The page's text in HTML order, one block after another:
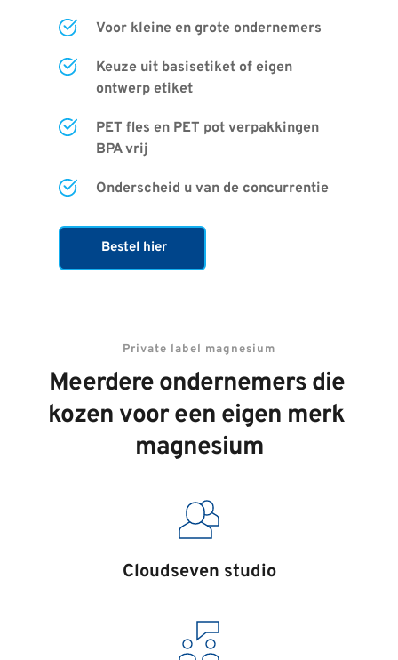
Voor kleine en grote ondernemers
Keuze uit basisetiket of eigen
ontwerp etiket
PET fles en PET pot verpakkingen
BPA vrij
Onderscheid u van de concurrentie
Bestel hier
Private label magnesium
Meerdere ondernemers die
kozen voor een eigen merk
magnesium
Cloudseven studio